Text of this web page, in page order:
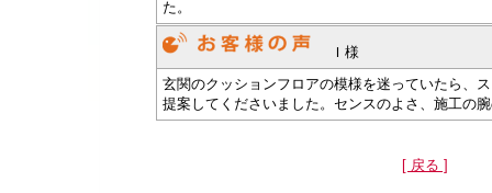
た。
Ｉ様
玄関のクッションフロアの模様を迷っていたら、
提案してくださいました。センスのよさ、施工の
[ 戻る ]